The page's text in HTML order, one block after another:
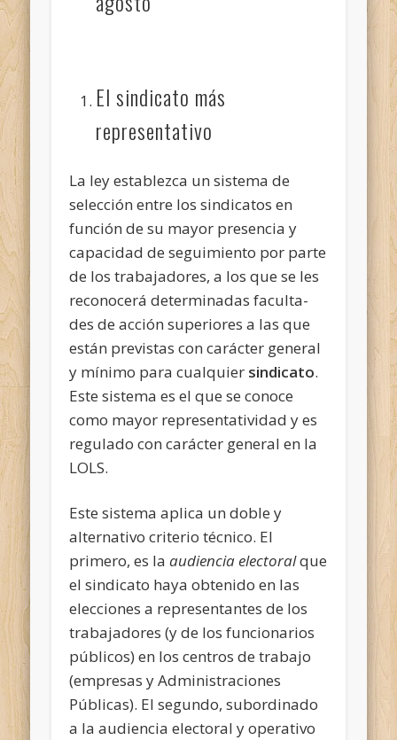
El sindicato más
representativo
La ley establezca un sistema de
selección entre los sindicatos en
función de su mayor presencia y
capacidad de segui­miento por parte
de los trabajadores, a los que se les
reconocerá determinadas faculta­
des de acción superiores a las que
están previstas con carácter general
y mínimo para cualquier sindicato.
Este sistema es el que se conoce
como mayor representatividad y es
regulado con carácter general en la
LOLS.
Este sistema aplica un doble y
alternativo criterio técnico. El
primero, es laaudiencia electoralque
el sindicato haya obtenido en las
elecciones a representantes de los
trabajadores (y de los funcionarios
públicos) en los centros de trabajo
(empresas y Administraciones
Públicas). El segundo, subordinado
a la audiencia electoral y operativo